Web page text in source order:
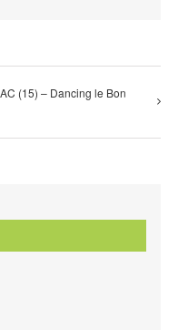
(15) – Dancing le Bon